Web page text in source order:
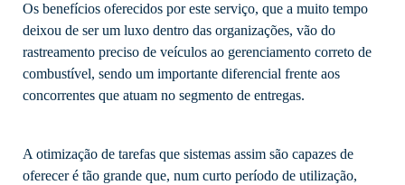
Os benefícios oferecidos por este serviço, que a muito tempo
deixou de ser um luxo dentro das organizações, vão do
rastreamento preciso de veículos ao gerenciamento correto de
combustível, sendo um importante diferencial frente aos
concorrentes que atuam no segmento de entregas.
A otimização de tarefas que sistemas assim são capazes de
oferecer é tão grande que, num curto período de utilização,